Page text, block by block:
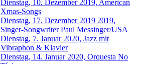
Dienstag, 10. Dezember 2019, American
Xmas-Songs
Dienstag, 17. Dezember 2019 2019,
Singer-Songwriter Paul Messinger/USA
Dienstag, 7. Januar 2020, Jazz mit
Vibraphon & Klavier
Dienstag, 14. Januar 2020, Orquesta No